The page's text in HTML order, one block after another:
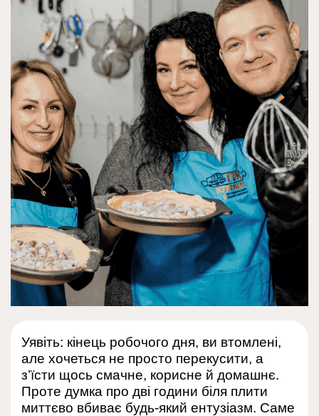
Уявіть: кінець робочого дня, ви втомлені,
але хочеться не просто перекусити, а
з’їсти щось смачне, корисне й домашнє.
Проте думка про дві години біля плити
миттєво вбиває будь-який ентузіазм. Саме